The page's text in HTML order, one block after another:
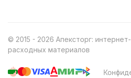
© 2015 - 2026 Апексторг:
расходных материалов